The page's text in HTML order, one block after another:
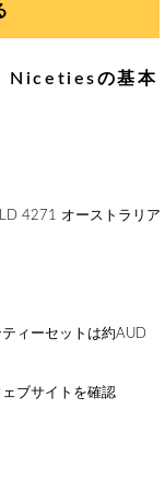
Nicetiesの基本
4271 オーストラリア
ィーセットは約AUD
ブサイトを確認